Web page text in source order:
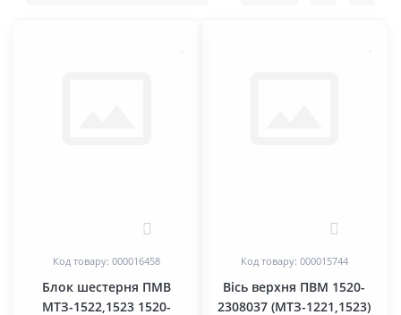
Код товару: 000016458
Блок шестерня ПМВ
МТЗ-1522,1523 1520-
Код товару: 000015744
Вісь верхня ПВМ 1520-
2308037 (МТЗ-1221,1523)